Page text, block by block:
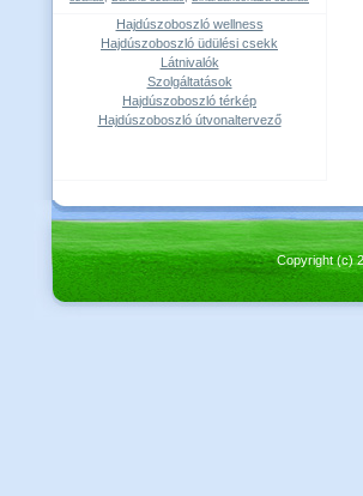
Hajdúszoboszló wellness
Hajdúszoboszló üdülési csekk
Látnivalók
Szolgáltatások
Hajdúszoboszló térkép
Hajdúszoboszló útvonaltervező
Copyright